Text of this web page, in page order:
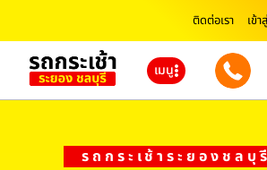
ติดต่อเรา เข้
เมนู
รถกระเช้าระยองชลบุ